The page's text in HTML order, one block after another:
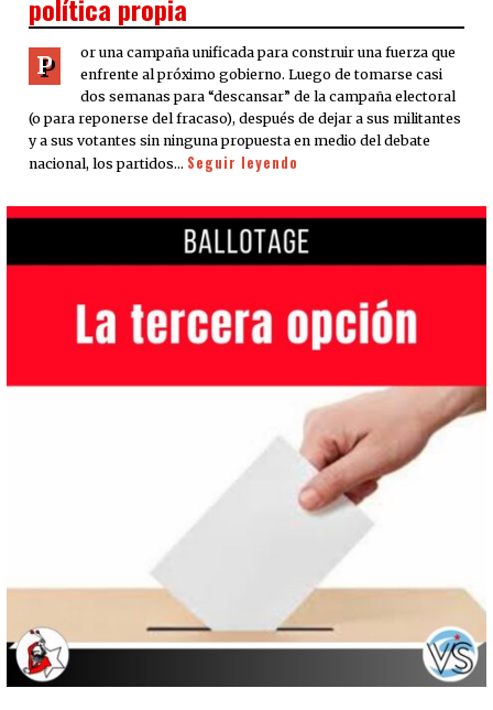
política propia
P
or una campaña unificada para construir una fuerza que
enfrente al próximo gobierno. Luego de tomarse casi
dos semanas para “descansar” de la campaña electoral
(o para reponerse del fracaso), después de dejar a sus militantes
y a sus votantes sin ninguna propuesta en medio del debate
nacional, los partidos… Seguir leyendo